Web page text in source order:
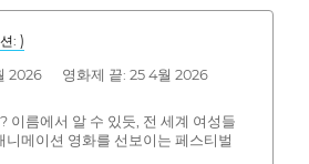
: )
2026 영화제 끝: 25 4월 2026
이름에서 알 수 있듯, 전 세계 여성들
니메이션 영화를 선보이는 페스티벌